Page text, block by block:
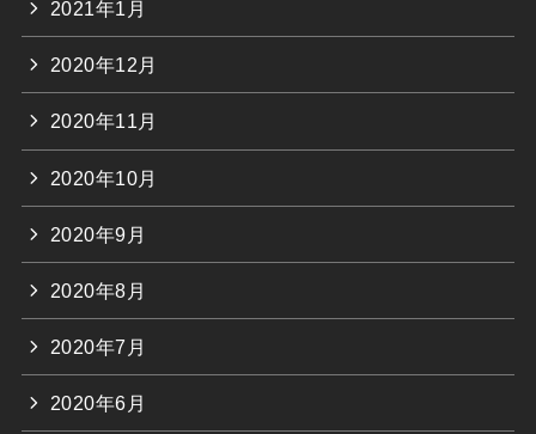
2021年1月
2020年12月
2020年11月
2020年10月
2020年9月
2020年8月
2020年7月
2020年6月